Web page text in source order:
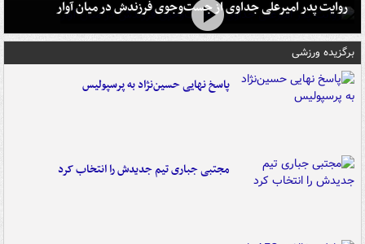
روایت پدر امیرعلی جداوی از جست‌وجوی فرزندش در میان آوار
برگزیده ورزشی
پاسخ نهایی حسین‌نژاد به پرسپولیس
مجتبی جباری تیم جدیدش را انتخاب کرد